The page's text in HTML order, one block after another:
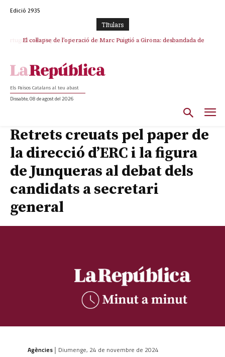
Edició 2935
TItulars
El col·lapse de l’operació de Marc Puigtió a Girona: desbandada de
Els Països Catalans al teu abast
Dissabte, 08 de agost del 2026
Retrets creuats pel paper de
la direcció d’ERC i la figura
de Junqueras al debat dels
candidats a secretari
general
Agències | Diumenge, 24 de novembre de 2024